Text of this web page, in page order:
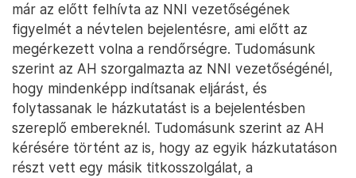
már az előtt felhívta az NNI vezetőségének
figyelmét a névtelen bejelentésre, ami előtt az
megérkezett volna a rendőrségre. Tudomásunk
szerint az AH szorgalmazta az NNI vezetőségénél,
hogy mindenképp indítsanak eljárást, és
folytassanak le házkutatást is a bejelentésben
szereplő embereknél. Tudomásunk szerint az AH
kérésére történt az is, hogy az egyik házkutatáson
részt vett egy másik titkosszolgálat, a